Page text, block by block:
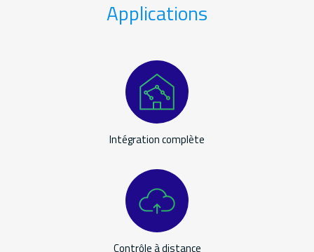
Applications
Intégration complète
Contrôle à distance